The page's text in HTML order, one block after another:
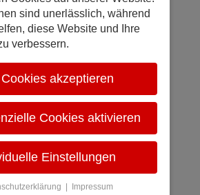
sich auch
dafür
Bliss Stein rund, musee 63
Bliss by Zsiska
sind unerlässlich, während
diese Website und Ihre
verbessern.
akzeptieren
Cookies aktivieren
Einstellungen
| Impressum